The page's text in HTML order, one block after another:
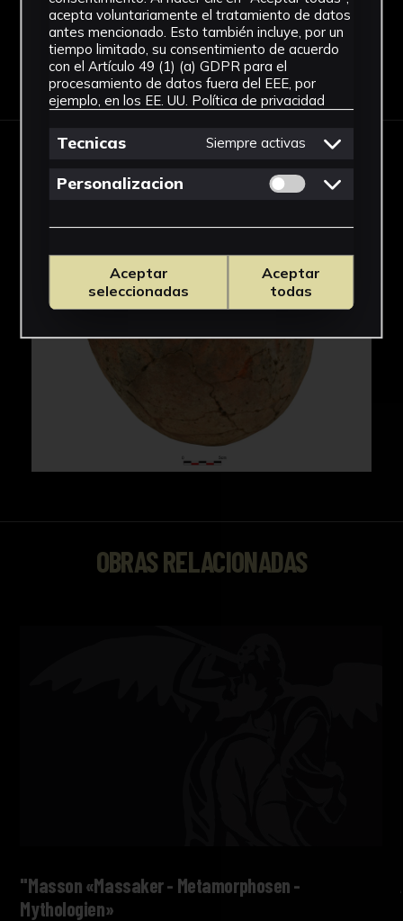
Descargar Ficha
IMÁGENES
OBRAS RELACIONADAS
"Masson «Massaker - Metamorphosen -
Mythologien»
acepta voluntariamente el tratamiento de datos
antes mencionado. Esto también incluye, por un
tiempo limitado, su consentimiento de acuerdo
con el Artículo 49 (1) (a) GDPR para el
procesamiento de datos fuera del EEE, por
ejemplo, en los EE. UU. Política de privacidad
Tecnicas Siempre activas
Personalizacion Permitir cookies
Aceptar
seleccionadas
Aceptar
todas